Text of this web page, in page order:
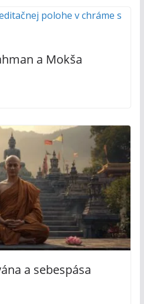
a Mokša
a sebespása